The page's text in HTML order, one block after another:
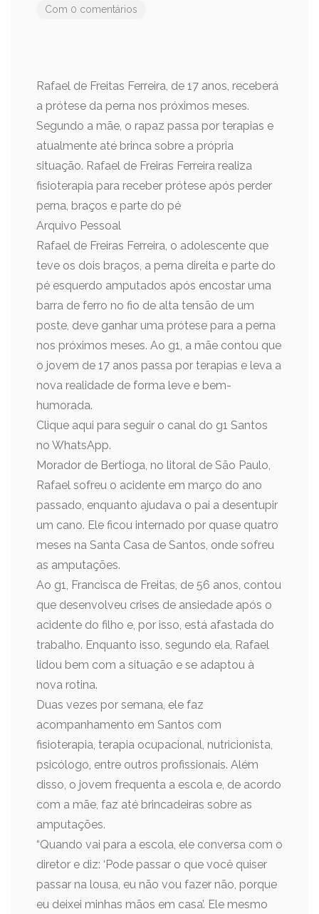
Com 0 comentários
Rafael de Freitas Ferreira, de 17 anos, receberá
a prótese da perna nos próximos meses.
Segundo a mãe, o rapaz passa por terapias e
atualmente até brinca sobre a própria
situação. Rafael de Freiras Ferreira realiza
fisioterapia para receber prótese após perder
perna, braços e parte do pé
Arquivo Pessoal
Rafael de Freiras Ferreira, o adolescente que
teve os dois braços, a perna direita e parte do
pé esquerdo amputados após encostar uma
barra de ferro no fio de alta tensão de um
poste, deve ganhar uma prótese para a perna
nos próximos meses. Ao g1, a mãe contou que
o jovem de 17 anos passa por terapias e leva a
nova realidade de forma leve e bem-
humorada.
Clique aqui para seguir o canal do g1 Santos
no WhatsApp.
Morador de Bertioga, no litoral de São Paulo,
Rafael sofreu o acidente em março do ano
passado, enquanto ajudava o pai a desentupir
um cano. Ele ficou internado por quase quatro
meses na Santa Casa de Santos, onde sofreu
as amputações.
Ao g1, Francisca de Freitas, de 56 anos, contou
que desenvolveu crises de ansiedade após o
acidente do filho e, por isso, está afastada do
trabalho. Enquanto isso, segundo ela, Rafael
lidou bem com a situação e se adaptou à
nova rotina.
Duas vezes por semana, ele faz
acompanhamento em Santos com
fisioterapia, terapia ocupacional, nutricionista,
psicólogo, entre outros profissionais. Além
disso, o jovem frequenta a escola e, de acordo
com a mãe, faz até brincadeiras sobre as
amputações.
“Quando vai para a escola, ele conversa com o
diretor e diz: ‘Pode passar o que você quiser
passar na lousa, eu não vou fazer não, porque
eu deixei minhas mãos em casa’. Ele mesmo